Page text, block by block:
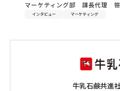
マーケティング部 課長代理 笹
インタビュー マーケティング
牛乳石鹸共進